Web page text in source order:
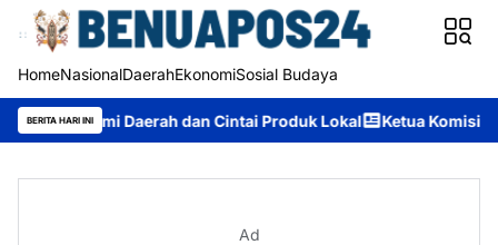
HomeNasionalDaerahEkonomiSosial Budaya
BERITA HARI INI
Daerah dan Cintai Produk Lokal Ketua Komisi II DPRD
Ad